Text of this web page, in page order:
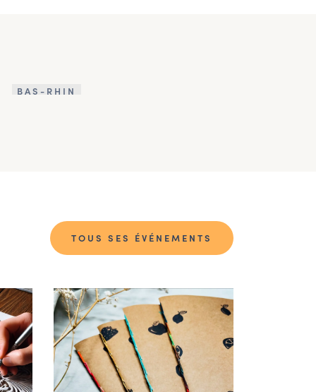
BAS-RHIN
TOUS SES ÉVÉNEMENTS